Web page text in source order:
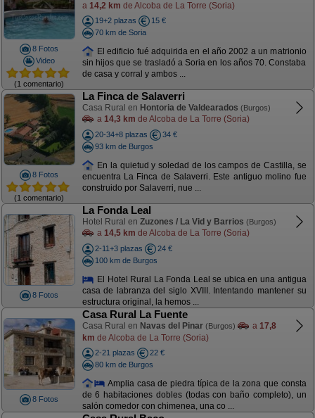
8 Fotos
Video
(1 comentario)
a 14,2 km de Alcoba de La Torre (Soria)
19+2 plazas
15 €
70 km de Soria
El edificio fué adquirida en el año 2002 a un matrionio
sin hijos que se trasladó a Soria en los años 70. Constaba
de casa y corral y ambos ...
8 Fotos
(1 comentario)
La Finca de Salaverri
Casa Rural en Hontoria de Valdearados (Burgos)
a 14,3 km de Alcoba de La Torre (Soria)
20-34+8 plazas
34 €
93 km de Burgos
En la quietud y soledad de los campos de Castilla, se
encuentra La Finca de Salaverri. Este antiguo molino fue
construido por Salaverri, nue ...
8 Fotos
La Fonda Leal
Hotel Rural en Zuzones / La Vid y Barrios (Burgos)
a 14,5 km de Alcoba de La Torre (Soria)
2-11+3 plazas
24 €
100 km de Burgos
El Hotel Rural La Fonda Leal se ubica en una antigua
casa de labranza del siglo XVIII. Intentando mantener su
estructura original, la hemos ...
8 Fotos
Casa Rural La Fuente
Casa Rural en Navas del Pinar (Burgos) a 17,8
km de Alcoba de La Torre (Soria)
2-21 plazas
22 €
80 km de Burgos
Amplia casa de piedra típica de la zona que consta
de 6 habitaciones dobles (todas con baño completo), un
salón comedor con chimenea, una co ...